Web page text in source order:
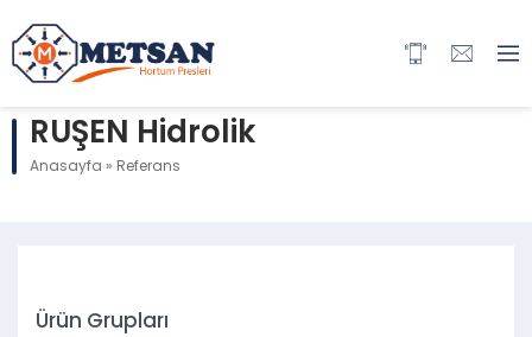
RUŞEN Hidrolik
Anasayfa » Referans
Ürün Grupları